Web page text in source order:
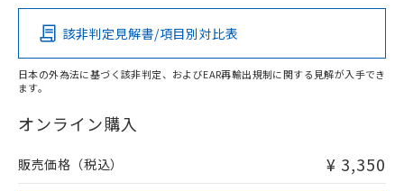
O
在庫等で未対応品が混在する可能性があります。
問い合わせください。
該非判定見解書/項目別対比表
日本の外為法に基づく該非判定、およびEAR再輸出規制に関する見解が入手でき
ます。
オンライン購入
販売価格（税込） ¥ 3,350